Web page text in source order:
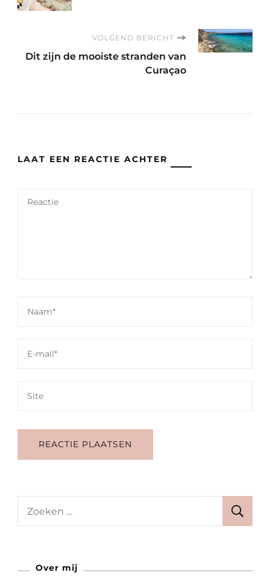
VOLGEND BERICHT
Dit zijn de mooiste stranden van
Curaçao
LAAT EEN REACTIE ACHTER
Over mij